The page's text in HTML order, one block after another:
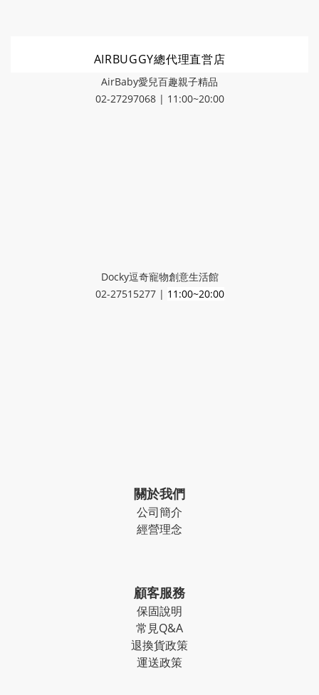
AIRBUGGY總代理直営店
AirBaby愛兒百趣親子精品
02-27297068 | 11:00~20:00
Docky逗奇寵物創意生活館
02-27515277 | 11:00~20:00
關於我們
公司簡介
經營理念
顧客服務
保固說明
常見Q&A
退換貨政策
運送政策